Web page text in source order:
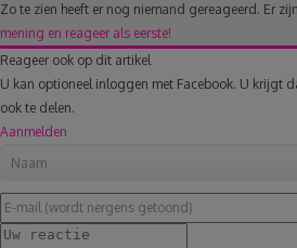
Zo te zien heeft er nog niemand gereageerd. Er
mening en reageer als eerste!
Reageer ook op dit artikel
U kan optioneel inloggen met Facebook. U krijgt
ook te delen.
Aanmelden